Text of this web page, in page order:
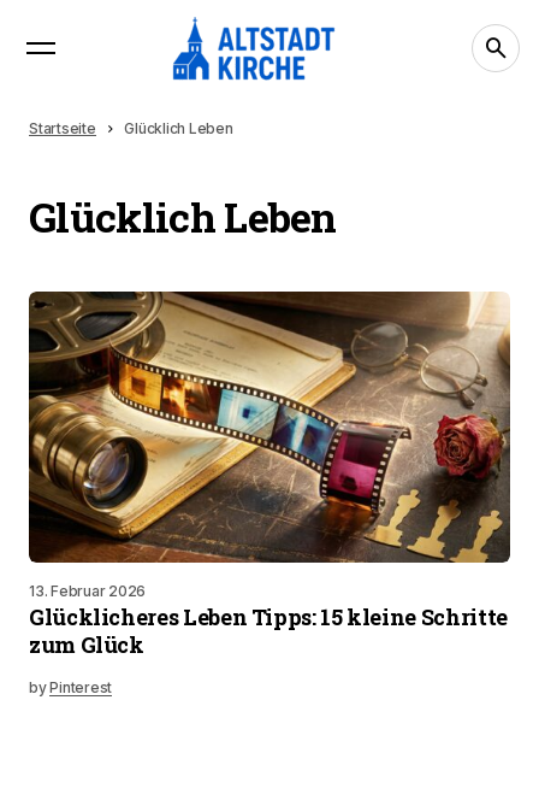
Startseite Glücklich Leben
Glücklich Leben
13. Februar 2026
Glücklicheres Leben Tipps: 15 kleine Schritte
zum Glück
byPinterest